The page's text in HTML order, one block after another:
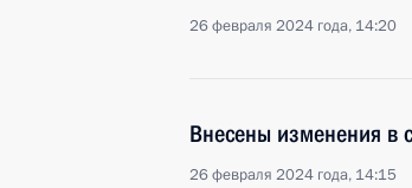
26 февраля 2024 года, 14:20
Внесены изменения в
26 февраля 2024 года, 14:15